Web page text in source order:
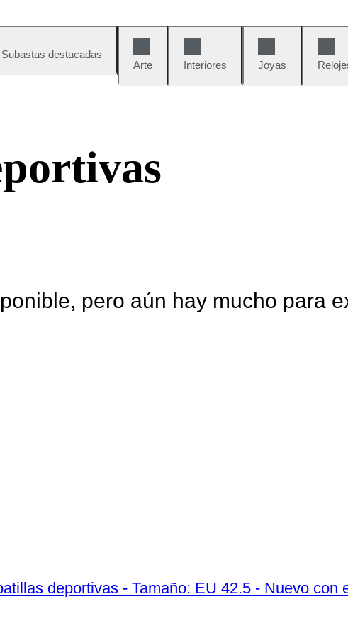
Subastas destacadas
Arte
Interiores Joyas
pero aún hay mucho para
deportivas - Tamaño: EU 42.5 - Nuevo con